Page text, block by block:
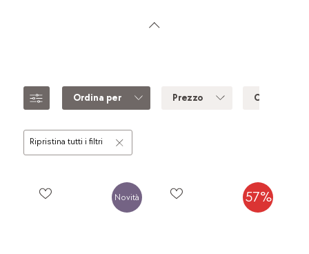
Ordina per Prezzo Colore
Ripristina tutti i filtri
Novità 57%